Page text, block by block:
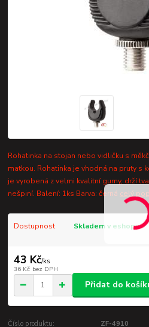
Rohatinka na stojan nebo vidličku s
matkou. Rohatinka je vhodná na pruty s
je vyrobená z velmi kvalitní gumy, drží
nešpiní. Balení: 1ks Barva: černá celý
Dostupnost Skladem v eshopu
43 Kč/ks
36 Kč bez DPH
Přidat do
Číslo produktu: ZF-4910